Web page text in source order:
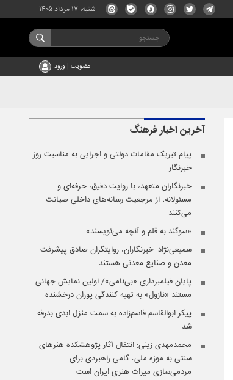
شنبه، ۱۷ مرداد ۱۴۰۵
عضویت | ورود
آخرین اخبارفرهنگ
پیام تبریک مقامات دولتی و اجرایی به مناسبت روز
خبرنگار
خبرنگاران متعهد، با روایت دقیق، حرفه‌ای و
مسئولانه، از مرجعیت رسانه‌های داخلی صیانت
می‌کنند
«سوگند به قلم و آنچه می‌نویسند»
سمیعی‌نژاد: خبرنگاران، روایتگران صادق پیشرفت
معدن و صنایع معدنی هستند
پایان فیلمبرداری «بی‌نامی»/ اولین نمایش جهانی
مستند «نازول» به تهیه کنندگی پوران درخشنده
پیکر ابوالقاسم قاسم‌زاده به سمت منزل ابدی بدرقه
شد
محمدمهدی زینی: انتقال آثار پژوهشکده هنرهای
سنتی به موزه ملی، گامی راهبردی برای
مردمی‌سازی میراث هنری ایران است